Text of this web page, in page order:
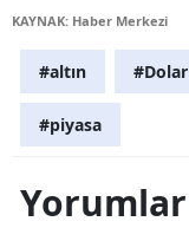
KAYNAK: Haber Merkezi
#altın #Dolar
#piyasa
Yorumlar